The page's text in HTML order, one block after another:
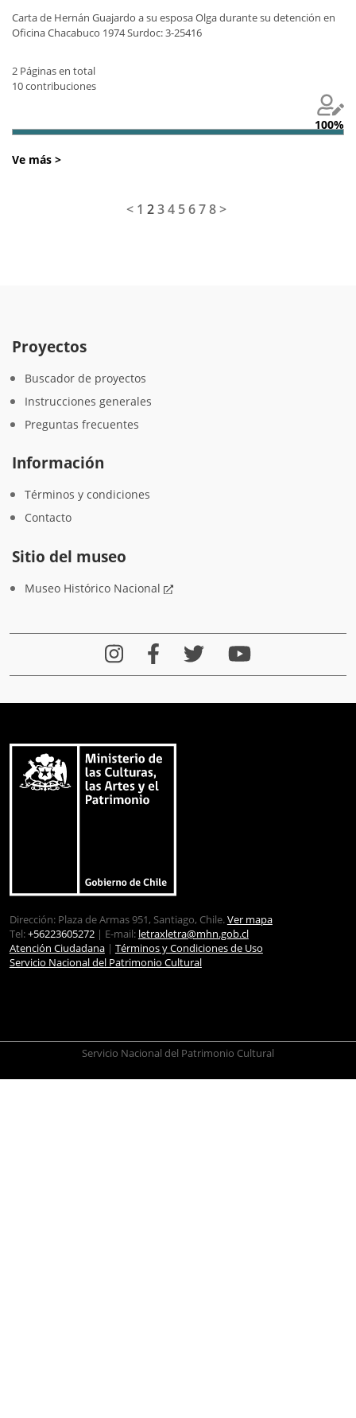
1974
Carta de Hernán Guajardo a su esposa Olga durante su detención en
Oficina Chacabuco 1974 Surdoc: 3-25416
2 Páginas en total
10 contribuciones
100%
Ve más >
< 1 234 5678>
Proyectos
Buscador de proyectos
Instrucciones generales
Preguntas frecuentes
Información
Términos y condiciones
Contacto
Sitio del museo
Museo Histórico Nacional
Dirección: Plaza de Armas 951, Santiago, Chile. Ver mapa
Tel:+56223605272| E-mail: letraxletra@mhn.gob.cl
Atención Ciudadana| Términos y Condiciones de Uso
Servicio Nacional del Patrimonio Cultural
Servicio Nacional del Patrimonio Cultural